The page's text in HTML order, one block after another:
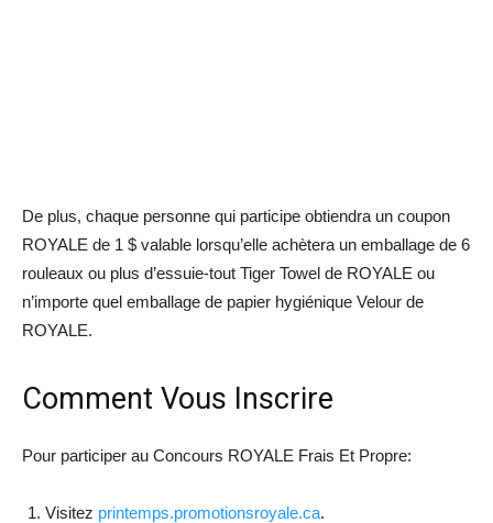
De plus, chaque personne qui participe obtiendra un coupon
ROYALE de 1 $ valable lorsqu’elle achètera un emballage de 6
rouleaux ou plus d’essuie-tout Tiger Towel de ROYALE ou
n’importe quel emballage de papier hygiénique Velour de
ROYALE.
Comment Vous Inscrire
Pour participer au Concours ROYALE Frais Et Propre:
Visitez printemps.promotionsroyale.ca.